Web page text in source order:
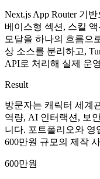
Next.js App Router 기
베이스형 섹션, 스킬
모달을 하나의 흐름으
상 소스를 분리하고,
API로 처리해 실제 운
Result
방문자는 캐릭터 세계
역량, AI 인터랙션, 보
니다. 포트폴리오와 영
600만원 규모의 제작
600만원